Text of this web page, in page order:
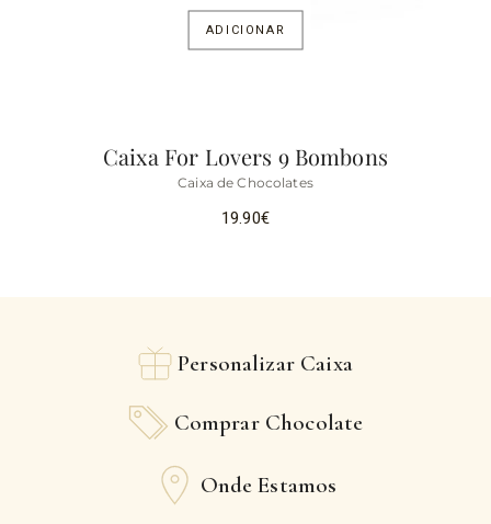
ADICIONAR
Caixa For Lovers 9 Bombons
Caixa de Chocolates
19.90€
Personalizar Caixa
Comprar Chocolate
Onde Estamos